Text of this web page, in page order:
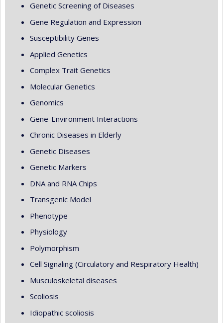
Genetic Screening of Diseases
Gene Regulation and Expression
Susceptibility Genes
Applied Genetics
Complex Trait Genetics
Molecular Genetics
Genomics
Gene-Environment Interactions
Chronic Diseases in Elderly
Genetic Diseases
Genetic Markers
DNA and RNA Chips
Transgenic Model
Phenotype
Physiology
Polymorphism
Cell Signaling (Circulatory and Respiratory Health)
Musculoskeletal diseases
Scoliosis
Idiopathic scoliosis